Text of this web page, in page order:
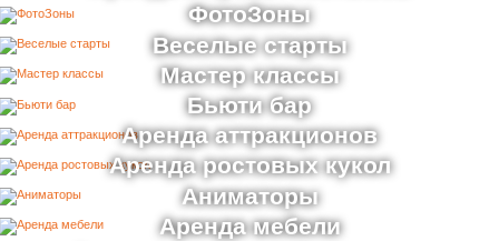
ФотоЗоны
Веселые старты
Мастер классы
Бьюти бар
Аренда аттракционов
Аренда ростовых кукол
Аниматоры
Аренда мебели